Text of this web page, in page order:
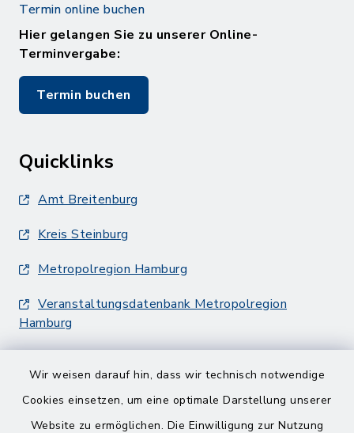
Wir weisen darauf hin, dass wir technisch notwendige
Cookies einsetzen, um eine optimale Darstellung unserer
Website zu ermöglichen. Die Einwilligung zur Nutzung
Termin online buchen
Hier gelangen Sie zu unserer Online-
Terminvergabe:
Termin buchen
Quicklinks
Amt Breitenburg
Kreis Steinburg
Metropolregion Hamburg
Veranstaltungsdatenbank Metropolregion
Hamburg